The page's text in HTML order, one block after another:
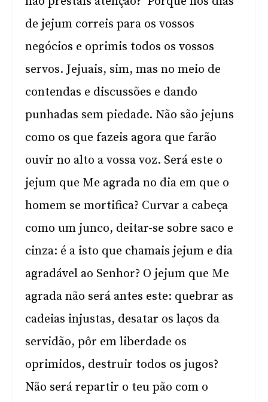
de jejum correis para os vossos
negócios e oprimis todos os vossos
servos. Jejuais, sim, mas no meio de
contendas e discussões e dando
punhadas sem piedade. Não são jejuns
como os que fazeis agora que farão
ouvir no alto a vossa voz. Será este o
jejum que Me agrada no dia em que o
homem se mortifica? Curvar a cabeça
como um junco, deitar-se sobre saco e
cinza: é a isto que chamais jejum e dia
agradável ao Senhor? O jejum que Me
agrada não será antes este: quebrar as
cadeias injustas, desatar os laços da
servidão, pôr em liberdade os
oprimidos, destruir todos os jugos?
Não será repartir o teu pão com o